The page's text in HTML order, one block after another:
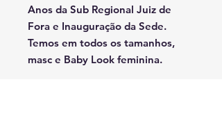
Anos da Sub Regional Juiz de
Fora e Inauguração da Sede.
Temos em todos os tamanhos,
masc e Baby Look feminina.